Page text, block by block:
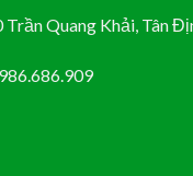
Trần Quang Khải, Tân